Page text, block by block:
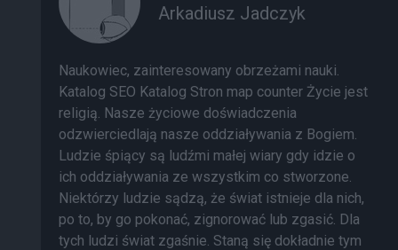
Arkadiusz Jadczyk
Naukowiec, zainteresowany obrzeżami nauki.
Katalog SEO Katalog Stron map counter Życie jest
religią. Nasze życiowe doświadczenia
odzwierciedlają nasze oddziaływania z Bogiem.
Ludzie śpiący są ludźmi małej wiary gdy idzie o
ich oddziaływania ze wszystkim co stworzone.
Niektórzy ludzie sądzą, że świat istnieje dla nich,
po to, by go pokonać, zignorować lub zgasić. Dla
tych ludzi świat zgaśnie. Staną się dokładnie tym